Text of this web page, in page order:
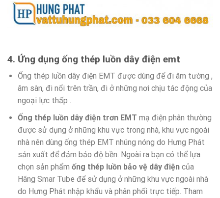
4. Ứng dụng ống thép luồn dây điện emt
Ống thép luồn dây điện EMT được dùng để đi âm tường ,
âm sàn, đi nổi trên trần, đi ở những nơi chịu tác động của
ngoại lực thấp .
Ống thép luồn dây điện trơn EMT mạ điện phân thường
được sử dụng ở những khu vực trong nhà, khu vực ngoài
nhà nên dùng ống thép EMT nhúng nóng do Hưng Phát
sản xuất để đảm bảo độ bền. Ngoài ra bạn có thể lựa
chọn sản phẩm ống thép luồn bảo vệ dây điệncủa
Hãng Smar Tube để sử dụng ở những khu vực ngoài nhà
do Hưng Phát nhập khẩu và phân phối trực tiếp. Tham